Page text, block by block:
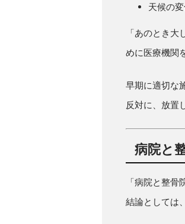
天候の
「あのとき
めに医療機関
早期に適切な
反対に、放置
病院と
「病院と整
結論としては